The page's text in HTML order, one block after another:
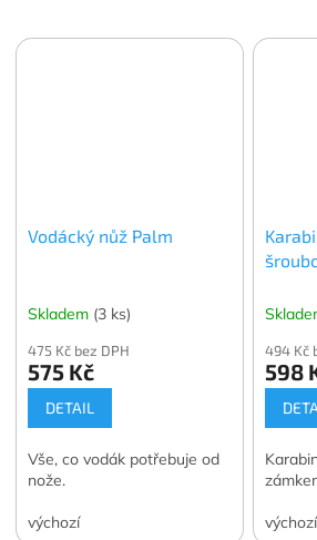
Vodácký nůž Palm
Skladem (3 ks)
475 Kč bez DPH
575 Kč
DETAIL
Vše, co vodák potřebuje od
nože.
výchozí
494 Kč
598
výchozí